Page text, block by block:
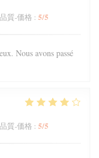
品質-価格 : 5/5
Nous avons passé
品質-価格 : 5/5